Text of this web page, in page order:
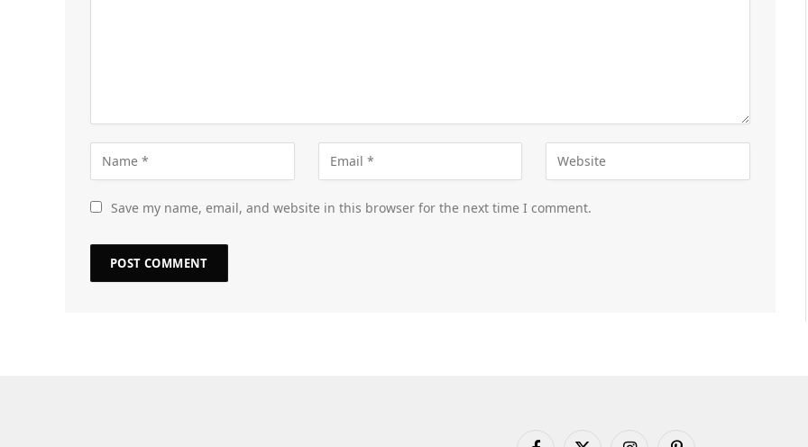
Save my name, email, and website in this browser for the next time I comment.